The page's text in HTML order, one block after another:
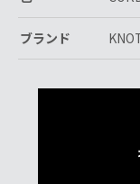
ブランド